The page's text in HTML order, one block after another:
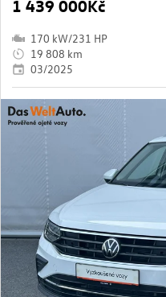
1 439 000Kč
170 kW/231 HP
19 808 km
03/2025